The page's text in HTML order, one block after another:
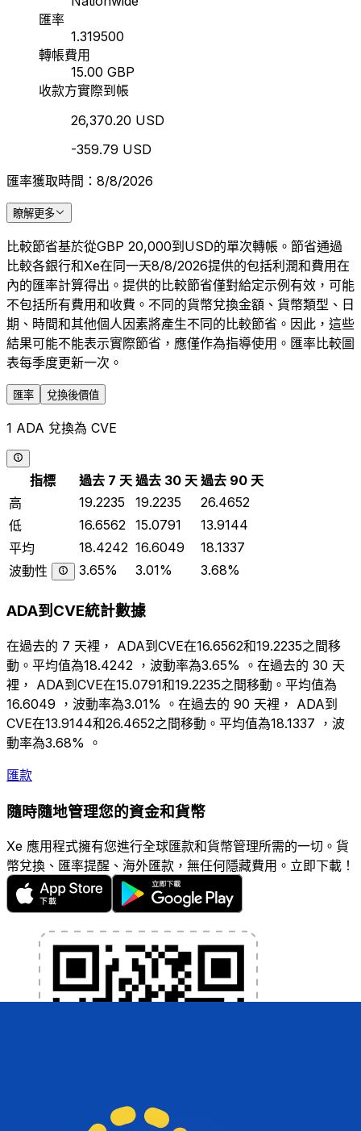
匯率
1.319500
轉帳費用
15.00 GBP
收款方實際到帳
26,370.20 USD
-359.79 USD
匯率獲取時間：8/8/2026
瞭解更多
比較節省基於從GBP 20,000到USD的單次轉帳。節省通過
比較各銀行和Xe在同一天8/8/2026提供的包括利潤和費用在
內的匯率計算得出。提供的比較節省僅對給定示例有效，可能
不包括所有費用和收費。不同的貨幣兌換金額、貨幣類型、日
期、時間和其他個人因素將產生不同的比較節省。因此，這些
結果可能不能表示實際節省，應僅作為指導使用。匯率比較圖
表每季度更新一次。
匯率 兌換後價值
1 ADA 兌換為 CVE
指標 過去 7 天 過去 30 天 過去 90 天
高
19.2235 19.2235
26.4652
低
16.6562 15.0791
13.9144
平均
18.4242 16.6049
18.1337
波動性
3.65% 3.01% 3.68%
ADA到CVE統計數據
在過去的 7 天裡， ADA到CVE在16.6562和19.2235之間移
動。平均值為18.4242 ，波動率為3.65% 。在過去的 30 天
裡， ADA到CVE在15.0791和19.2235之間移動。平均值為
16.6049 ，波動率為3.01% 。在過去的 90 天裡， ADA到
CVE在13.9144和26.4652之間移動。平均值為18.1337 ，波
動率為3.68% 。
匯款
隨時隨地管理您的資金和貨幣
Xe 應用程式擁有您進行全球匯款和貨幣管理所需的一切。貨
幣兌換、匯率提醒、海外匯款，無任何隱藏費用。立即下載！